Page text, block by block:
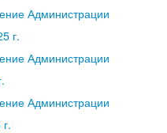
Администрации
г.
Администрации
Администрации